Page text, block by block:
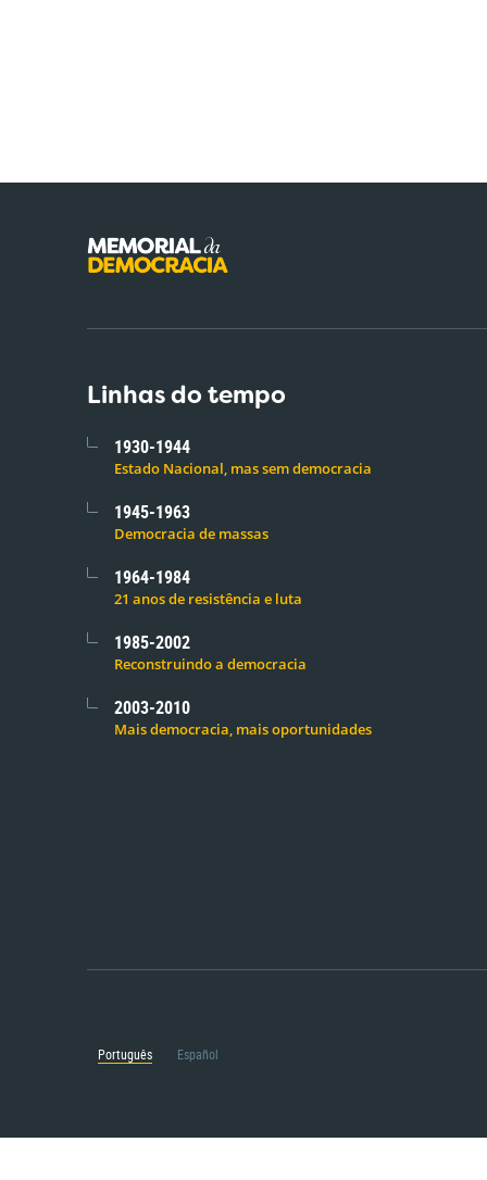
Linhas do tempo
1930-1944
Estado Nacional, mas sem democracia
1945-1963
Democracia de massas
1964-1984
21 anos de resistência e luta
1985-2002
Reconstruindo a democracia
2003-2010
Mais democracia, mais oportunidades
Português Español